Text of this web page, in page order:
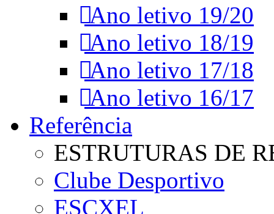
Ano letivo 19/20
Ano letivo 18/19
Ano letivo 17/18
Ano letivo 16/17
Referência
ESTRUTURAS DE
Clube Desportivo
ESCXEL